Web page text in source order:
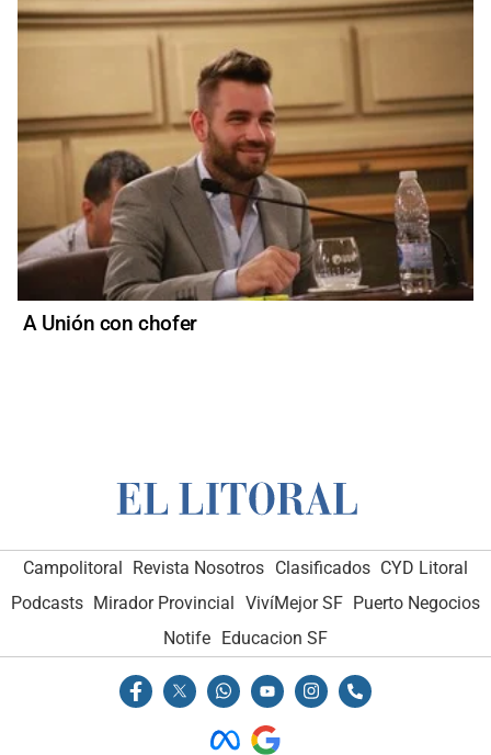
A Unión con chofer
Campolitoral Revista Nosotros Clasificados CYD Litoral
Podcasts Mirador Provincial VivíMejor SF Puerto Negocios
Notife Educacion SF